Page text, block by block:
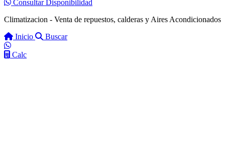
Consultar Disponibilidad
Climatizacion - Venta de repuestos, calderas y Aires Acondicionados
Inicio
Buscar
Calc